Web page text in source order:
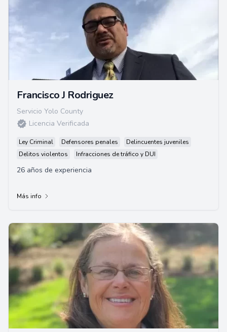
Francisco J Rodriguez
Servicio Yolo County
Licencia Verificada
Ley Criminal Defensores penales
Delincuentes juveniles
Delitos violentos
Infracciones de tráfico y DUI
26 años de experiencia
Más info